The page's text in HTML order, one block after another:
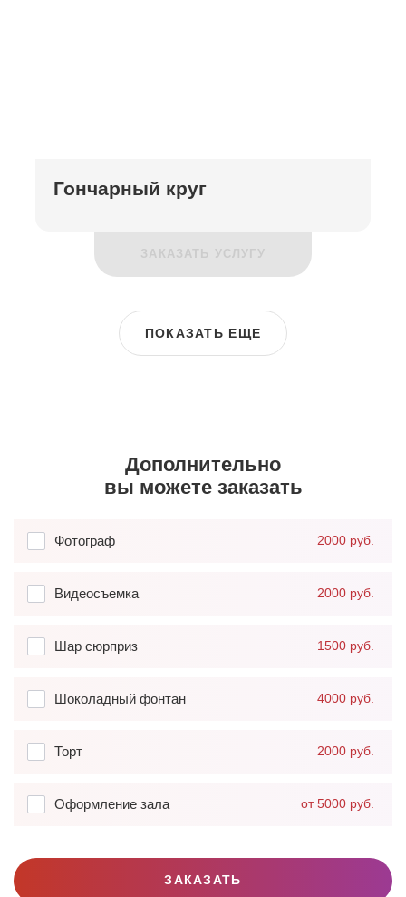
Гончарный круг
ЗАКАЗАТЬ УСЛУГУ
ПОКАЗАТЬ ЕЩЕ
Дополнительно
вы можете заказать
Фотограф 2000 руб.
Видеосъемка 2000 руб.
Шар сюрприз 1500 руб.
Шоколадный фонтан 4000 руб.
Торт 2000 руб.
Оформление зала от 5000 руб.
ЗАКАЗАТЬ